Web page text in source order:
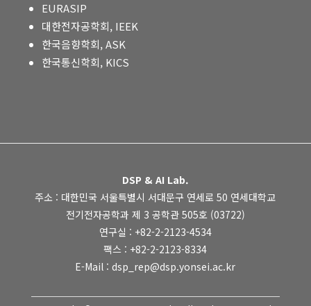
EURASIP
대한전자공학회, IEEK
한국음향학회, ASK
한국통신학회, KICS
DSP & AI Lab.
주소 : 대한민국 서울특별시 서대문구 연세로 50 연세대학교
전기전자공학과 제 3 공학관 505호 (03722)
연구실 : +82-2-2123-4534
팩스 : +82-2-2123-8334
E-Mail : dsp_rep@dsp.yonsei.ac.kr